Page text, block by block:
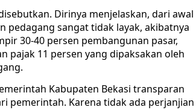
Dirinya menjelaskan, dari awal
pedagang sangat tidak layak, akibatnya
30-40 persen pembangunan pasar,
pajak 11 persen yang dipaksakan oleh
Kabupaten Bekasi transparan
pemerintah. Karena tidak ada perjanjian